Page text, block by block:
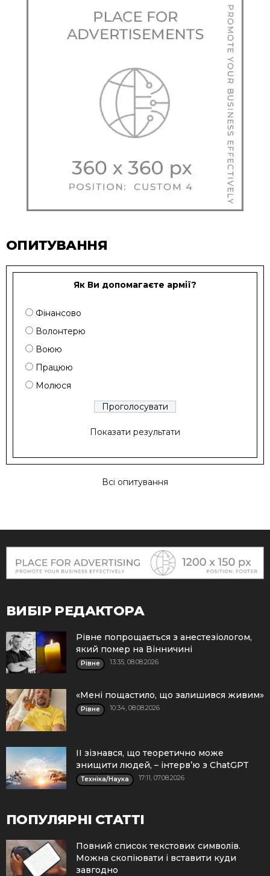
ОПИТУВАННЯ
Як Ви допомагаєте армії?
Фінансово
Волонтерю
Воюю
Працюю
Молюся
Показати результати
Всі опитування
ВИБІР РЕДАКТОРА
Рівне попрощається з анестезіологом,
який помер на Вінничині
Рівне 13:35, 08.08.2026
«Мені пощастило, що залишився живим»
Рівне 10:34, 08.08.2026
ІІ зізнався, що теоретично може
знищити людей, – інтерв’ю з ChatGPT
Техніка/Наука 17:11, 07.08.2026
ПОПУЛЯРНІ СТАТТІ
Повний список текстових символів.
Можна скопіювати і вставити куди
завгодно